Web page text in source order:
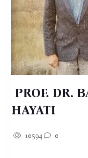
PROF. DR.
HAYATI
10594 0